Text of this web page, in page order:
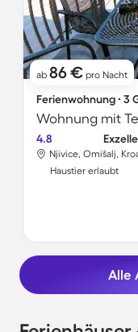
ab 86 € pro Nacht
Ferienwohnung ∙ 3
Wohnung mit
4.8
Njivice, Omišalj,
Haustier erlaubt
Alle